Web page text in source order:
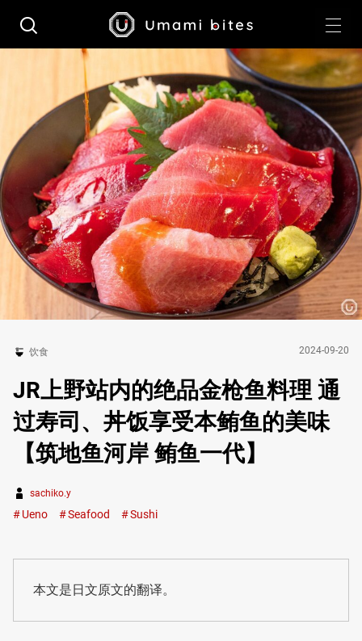
饮食 2024-09-20
JR上野站内的绝品金枪鱼料理 通
过寿司、丼饭享受本鲔鱼的美味
【筑地鱼河岸 鲔鱼一代】
sachiko.y
Ueno Seafood Sushi
本文是日文原文的翻译。